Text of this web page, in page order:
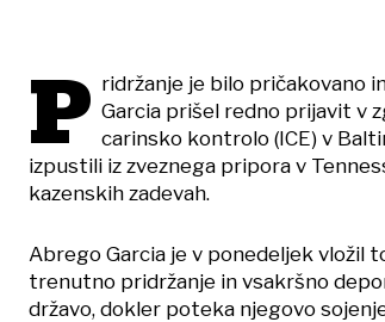
P ridržanje je bilo pričakovano
Garcia prišel redno prijavit v
carinsko kontrolo (ICE) v
izpustili iz zveznega pripora v
kazenskih zadevah.
Abrego Garcia je v ponedeljek vložil
trenutno pridržanje in vsakršno
državo, dokler poteka njegovo